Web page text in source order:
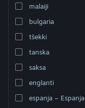
malaiji
bulgaria
tšekki
tanska
saksa
englanti
espanja – Espanja